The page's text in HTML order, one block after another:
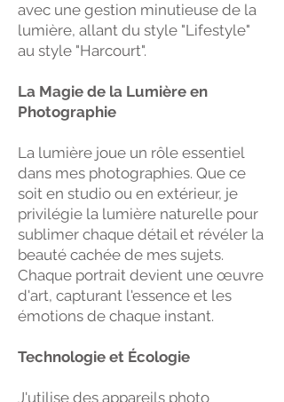
avec une gestion minutieuse de la
lumière, allant du style "Lifestyle"
au style "Harcourt".
La Magie de la Lumière en
Photographie
La lumière joue un rôle essentiel
dans mes photographies. Que ce
soit en studio ou en extérieur, je
privilégie la lumière naturelle pour
sublimer chaque détail et révéler la
beauté cachée de mes sujets.
Chaque portrait devient une œuvre
d'art, capturant l'essence et les
émotions de chaque instant.
Technologie et Écologie
J'utilise des appareils photo